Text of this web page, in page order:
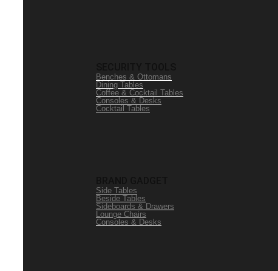
Benches & Ottomans
Dining Tables
Coffee & Cocktail Tables
Consoles & Desks
Cocktail Tables
Side Tables
Beside Tables
Sideboards & Drawers
Lounge Chairs
Consoles & Desks